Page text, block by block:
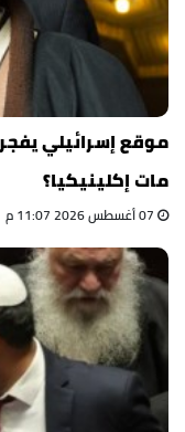
موقع إسرائيلي
مات إكلينيكيا؟